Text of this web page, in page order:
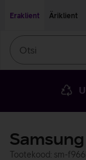
Eraklient
Äriklient
Tootekood: sm-